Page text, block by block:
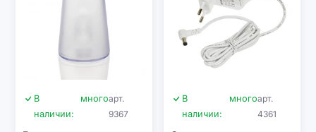
В
наличии:
многоарт.
9367
В
наличии:
многоарт.
4361